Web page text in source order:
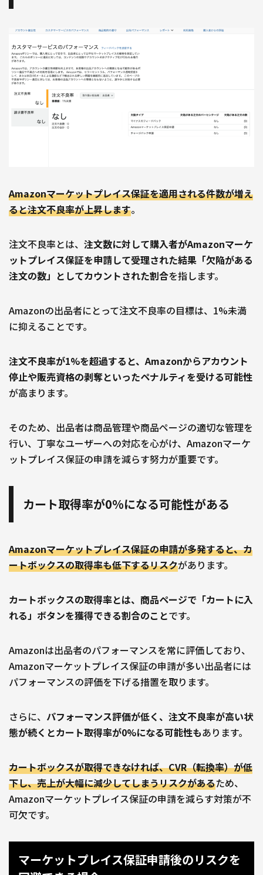
Amazonマーケットプレイス保証を適用される件数が増え
ると注文不良率が上昇します。
注文不良率とは、 注文数に対して購入者がAmazonマーケ
ットプレイス保証を申請して受理された結果「欠陥がある
注文の数」としてカウントされた割合を指します。
Amazonの出品者にとって注文不良率の目標は、1%未満
に抑えることです。
注文不良率が1%を超過すると、Amazonからアカウント
停止や販売資格の剥奪といったペナルティを受ける可能性
が高まります。
そのため、出品者は商品管理や商品ページの適切な管理を
行い、丁寧なユーザーへの対応を心がけ、Amazonマーケ
ットプレイス保証の申請を減らす努力が重要です。
カート取得率が0%になる可能性がある
Amazonマーケットプレイス保証の申請が多発すると、カ
ートボックスの取得率も低下するリスクがあります。
カートボックスの取得率とは、商品ページで「カートに入
れる」ボタンを獲得できる割合のことです。
Amazonは出品者のパフォーマンスを常に評価しており、
Amazonマーケットプレイス保証の申請が多い出品者には
パフォーマンスの評価を下げる措置を取ります。
さらに、 パフォーマンス評価が低く、注文不良率が高い状
態が続くとカート取得率が0%になる可能性もあります。
カートボックスが取得できなければ、CVR（転換率）が低
下し、売上が大幅に減少してしまうリスクがあるため、
Amazonマーケットプレイス保証の申請を減らす対策が不
可欠です。
マーケットプレイス保証申請後のリスクを